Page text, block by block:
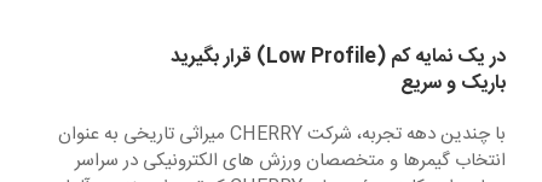
در یک نمایه کم (Low Profile) قرار بگیرید
باریک و سریع
با چندین دهه تجربه، شرکت CHERRY میراثی تاریخی به عنوان
انتخاب گیمرها و متخصصان ورزش های الکترونیکی در سراسر